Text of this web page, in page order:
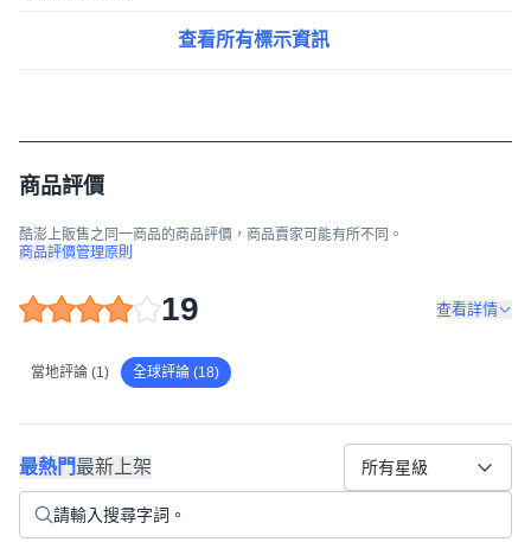
查看所有標示資訊
商品評價
酷澎上販售之同一商品的商品評價，商品賣家可能有所不同。
商品評價管理原則
19 查看詳情
當地評論 (1) 全球評論 (18)
最熱門最新上架 所有星級